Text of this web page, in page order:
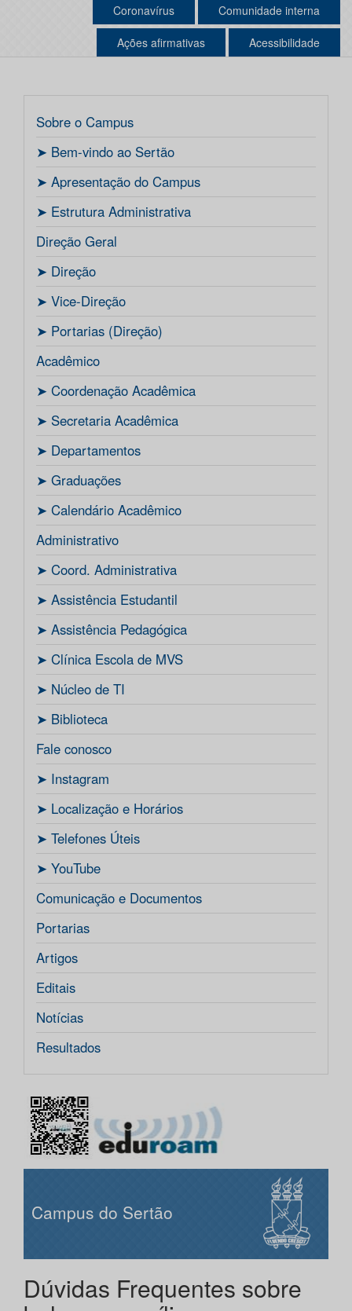
Coronavírus Comunidade interna
Ações afirmativas Acessibilidade
Sobre o Campus
ㅤ➤ Bem-vindo ao Sertão
ㅤ➤ Apresentação do Campus
ㅤ➤ Estrutura Administrativa
Direção Geral
ㅤ➤ Direção
ㅤ➤ Vice-Direção
ㅤ➤ Portarias (Direção)
Acadêmico
ㅤ➤ Coordenação Acadêmica
ㅤㅤ➤ Secretaria Acadêmica
ㅤ➤ Departamentos
ㅤ➤ Graduações
ㅤ➤ Calendário Acadêmico
Administrativo
ㅤ➤ Coord. Administrativa
ㅤ➤ Assistência Estudantil
ㅤ➤ Assistência Pedagógica
ㅤ➤ Clínica Escola de MVS
ㅤ➤ Núcleo de TI
ㅤ➤ Biblioteca
Fale conosco
ㅤ➤ Instagram
ㅤ➤ Localização e Horários
ㅤ➤ Telefones Úteis
ㅤ➤ YouTube
Comunicação e Documentos
Portarias
Artigos
Editais
Notícias
Resultados
Campus do Sertão
Dúvidas Frequentes sobre